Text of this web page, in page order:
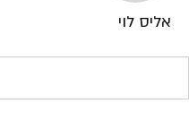
אליס לוי